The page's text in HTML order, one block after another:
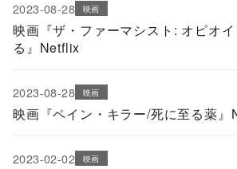
2023-08-28 映画
映画『ザ・ファーマシスト: オピオ
る』Netflix
2023-08-28 映画
映画『ペイン・キラー/死に至る薬』
2023-02-02 映画